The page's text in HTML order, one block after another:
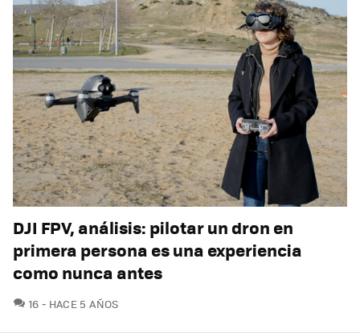
DJI FPV, análisis: pilotar un dron en
primera persona es una experiencia
como nunca antes
16 COMENTARIOS
HACE 5 AÑOS